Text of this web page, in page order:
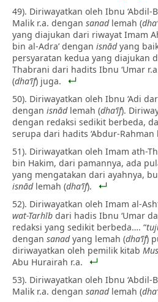
49). Diriwayatkan oleh Ibnu
Malik r.a. dengan sanadlemah (
yang diajukan dari riwayat Imam
bin al-Adra’ dengan isnādyang
persyaratan kedua yang diajukan
Thabrani dari hadits Ibnu ‘Umar
(dha‘īf) juga.
50). Diriwayatkan oleh Ibnu ‘Adi
dengan isnādlemah (dha‘īf).
dengan redaksi sedikit berbeda,
serupa dari hadits ‘Abdur-Rahman
51). Diriwayatkan oleh Imam ath-
bin Hakim, dari pamannya, ada
yang mengatakan dari ayahnya,
isnādlemah (dha‘īf).
52). Diriwayatkan oleh Imam al-
wat-Tarhīb dari hadis Ibnu ‘Umar
redaksi yang sedikit berbeda…. “
dengan sanadyang lemah (dha‘īf)
diriwayatkan oleh pemilik kitab
Abu Hurairah r.a.
53). Diriwayatkan oleh Ibnu
Malik r.a. dengan sanadlemah (